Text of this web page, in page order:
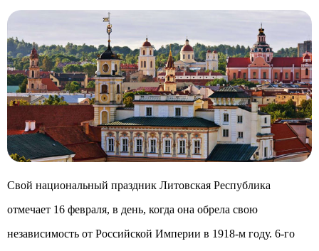
Свой национальный праздник Литовская Республика
отмечает 16 февраля, в день, когда она обрела свою
независимость от Российской Империи в 1918-м году. 6-го